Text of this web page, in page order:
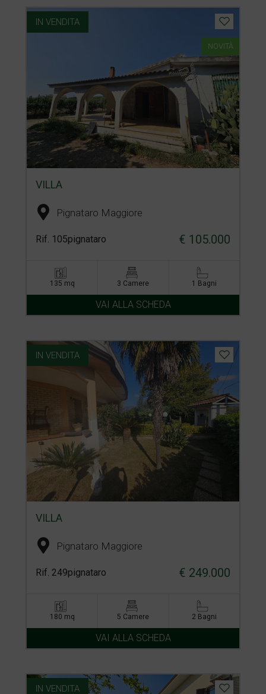
IN VENDITA
NOVITÀ
VILLA
Pignataro Maggiore
Rif. 105pignataro € 105.000
135 mq 3 Camere 1 Bagni
VAI ALLA SCHEDA
IN VENDITA
VILLA
Pignataro Maggiore
Rif. 249pignataro € 249.000
180 mq 5 Camere 2 Bagni
VAI ALLA SCHEDA
IN VENDITA